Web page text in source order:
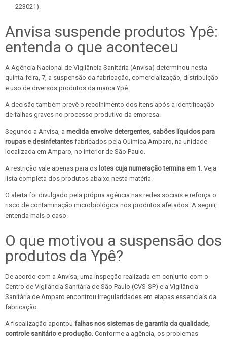
223021).
Anvisa suspende produtos Ypê:
entenda o que aconteceu
A Agência Nacional de Vigilância Sanitária (Anvisa) determinou nesta
quinta-feira, 7, a suspensão da fabricação, comercialização, distribuição
e uso de diversos produtos da marca Ypê.
A decisão também prevê o recolhimento dos itens após a identificação
de falhas graves no processo produtivo da empresa.
Segundo a Anvisa, a medida envolve detergentes, sabões líquidos para
roupas e desinfetantes fabricados pela Química Amparo, na unidade
localizada em Amparo, no interior de São Paulo.
A restrição vale apenas para os lotes cuja numeração termina em 1 . Veja
lista completa dos produtos abaixo nesta matéria.
O alerta foi divulgado pela própria agência nas redes sociais e reforça o
risco de contaminação microbiológica nos produtos afetados. A seguir,
entenda mais o caso.
O que motivou a suspensão dos
produtos da Ypê?
De acordo com a Anvisa, uma inspeção realizada em conjunto com o
Centro de Vigilância Sanitária de São Paulo (CVS-SP) e a Vigilância
Sanitária de Amparo encontrou irregularidades em etapas essenciais da
fabricação.
A fiscalização apontou falhas nos sistemas de garantia da qualidade,
controle sanitário e produção . Conforme a agência, os problemas